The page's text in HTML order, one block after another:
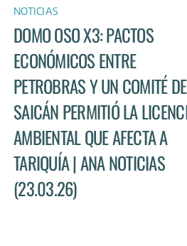
NOTICIAS
DOMO OSO X3: PACTOS
ECONÓMICOS ENTRE
PETROBRAS Y UN COMITÉ DE
SAICÁN PERMITIÓ LA
AMBIENTAL QUE AFECTA A
TARIQUÍA | ANA NOTICIAS
(23.03.26)